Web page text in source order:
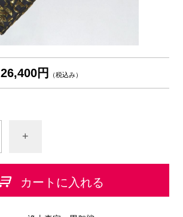
26,400円 （税込み）
+
カートに入れる